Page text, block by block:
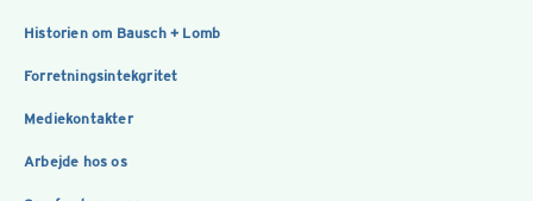
Historien om Bausch + Lomb
Forretningsintekgritet
Mediekontakter
Arbejde hos os